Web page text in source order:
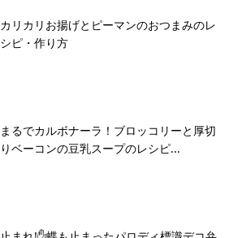
カリカリお揚げとピーマンのおつまみのレ
シピ・作り方
まるでカルボナーラ！ブロッコリーと厚切
りベーコンの豆乳スープのレシピ...